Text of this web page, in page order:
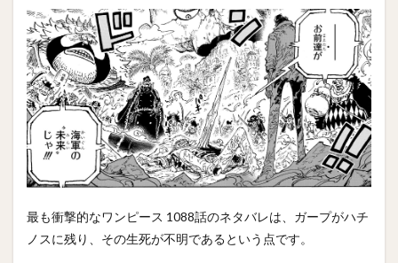
最も衝撃的なワンピース 1088話のネタバレは、ガープがハチ
ノスに残り、その生死が不明であるという点です。